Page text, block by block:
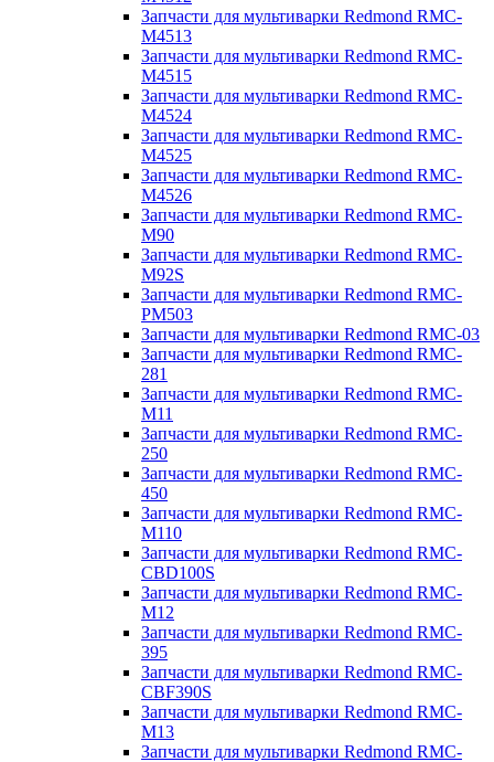
Запчасти для мультиварки Redmond RMC-
M4513
Запчасти для мультиварки Redmond RMC-
M4515
Запчасти для мультиварки Redmond RMC-
M4524
Запчасти для мультиварки Redmond RMC-
M4525
Запчасти для мультиварки Redmond RMC-
M4526
Запчасти для мультиварки Redmond RMC-
M90
Запчасти для мультиварки Redmond RMC-
M92S
Запчасти для мультиварки Redmond RMC-
PM503
Запчасти для мультиварки Redmond RMC-03
Запчасти для мультиварки Redmond RMC-
281
Запчасти для мультиварки Redmond RMC-
M11
Запчасти для мультиварки Redmond RMC-
250
Запчасти для мультиварки Redmond RMC-
450
Запчасти для мультиварки Redmond RMC-
M110
Запчасти для мультиварки Redmond RMC-
CBD100S
Запчасти для мультиварки Redmond RMC-
M12
Запчасти для мультиварки Redmond RMC-
395
Запчасти для мультиварки Redmond RMC-
CBF390S
Запчасти для мультиварки Redmond RMC-
M13
Запчасти для мультиварки Redmond RMC-